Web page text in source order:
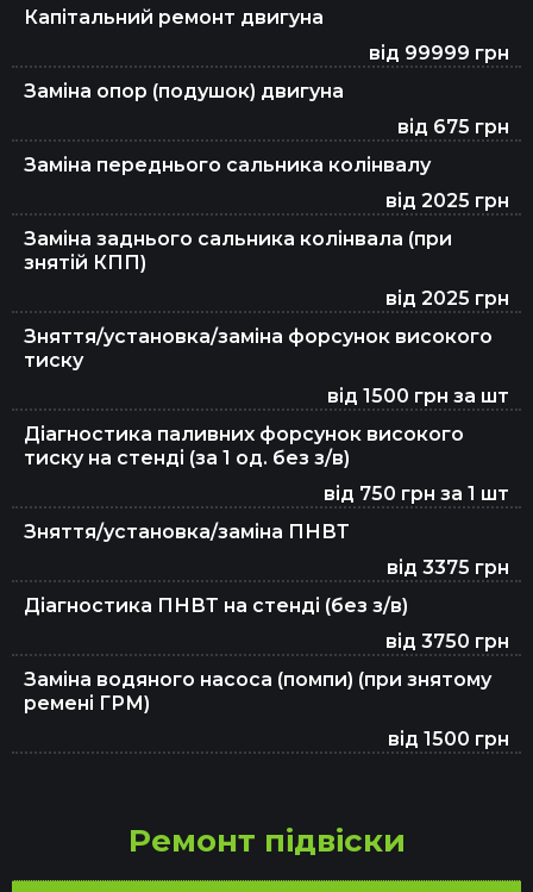
Ремонт генераторів
Ремонт турбін
Ремонт кардана
Заправка автокондиціонерів
Ремонт та заміна ременя ГРМ
Перевірка авто перед покупкою
Заміна ГРМ
Заміна повітряного фільтра
Капітальний ремонт двигуна
від 99999 грн
Заміна опор (подушок) двигуна
від 675 грн
Заміна переднього сальника колінвалу
від 2025 грн
Заміна заднього сальника колінвала (при
знятій КПП)
від 2025 грн
Зняття/установка/заміна форсунок високого
тиску
від 1500 грн за шт
Діагностика паливних форсунок високого
тиску на стенді (за 1 од. без з/в)
від 750 грн за 1 шт
Зняття/установка/заміна ПНВТ
від 3375 грн
Діагностика ПНВТ на стенді (без з/в)
від 3750 грн
Заміна водяного насоса (помпи) (при знятому
ремені ГРМ)
від 1500 грн
Ремонт підвіски